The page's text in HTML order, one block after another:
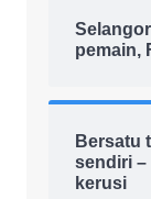
pemain,
Bersatu
sendiri –
kerusi